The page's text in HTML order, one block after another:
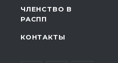
ЧЛЕНСТВО В
РАСПП
КОНТАКТЫ